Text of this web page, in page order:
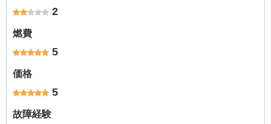
2
燃費
5
価格
5
故障経験